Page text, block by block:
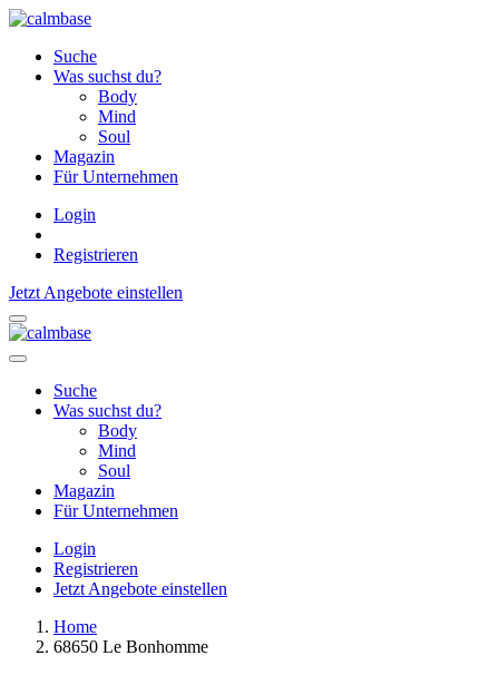
Suche
Was suchst du?
Body
Mind
Soul
Magazin
Für Unternehmen
Login
Registrieren
Jetzt Angebote einstellen
Suche
Was suchst du?
Body
Mind
Soul
Magazin
Für Unternehmen
Login
Registrieren
Jetzt Angebote einstellen
Home
68650 Le Bonhomme